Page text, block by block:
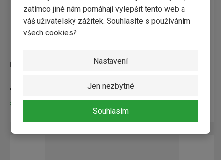
zatímco jiné nám pomáhají vylepšit tento web a
váš uživatelský zážitek. Souhlasíte s používáním
všech cookies?
Nastavení
Jen nezbytné
Souhlasím
plotovka zakulacená 0,8m
45,92 Kč / ks
Skladem